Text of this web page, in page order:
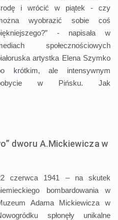
i wrócić w piątek - czy
wyobrazić sobie coś
- napisała w
społecznościowych
artystka Elena Szymko
krótkim, ale intensywnym
w Pińsku. Jak
dworu A.Mickiewicza w
czerwca 1941 – na skutek
bombardowania w
Adama Mickiewicza w
spłonęły unikalne